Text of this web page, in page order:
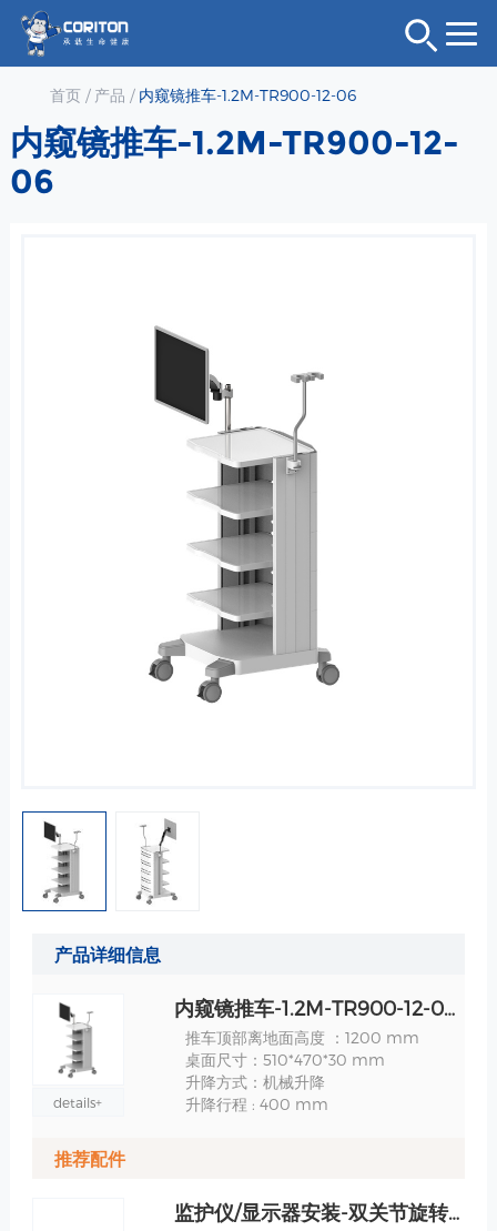
首页/ 产品 / 内窥镜推车-1.2M-TR900-12-06
内窥镜推车-1.2M-TR900-12-
06
产品详细信息
details+
内窥镜推车-1.2M-TR900-12-06 规格
推车顶部离地面高度 ：1200 mm
桌面尺寸：510*470*30 mm
升降方式：机械升降
升降行程 : 400 mm
推荐配件
监护仪/显示器安装-双关节旋转支臂-WM500-08511 规格